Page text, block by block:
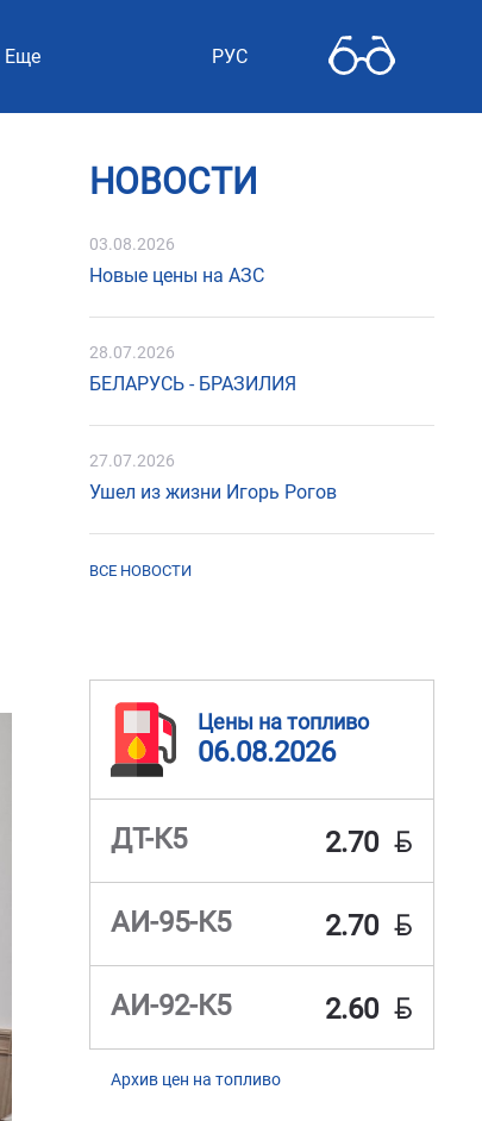
Еще РУС
НОВОСТИ
03.08.2026
Новые цены на АЗС
28.07.2026
БЕЛАРУСЬ - БРАЗИЛИЯ
27.07.2026
Ушел из жизни Игорь Рогов
ВСЕ НОВОСТИ
Цены на топливо
06.08.2026
ДТ-К5 2.70 BYN
АИ-95-К5 2.70 BYN
АИ-92-К5 2.60 BYN
Архив цен на топливо